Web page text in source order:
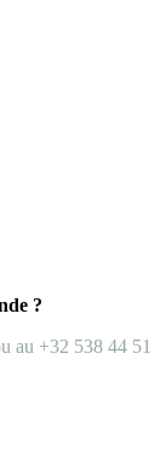
?
au +32 538 44 51